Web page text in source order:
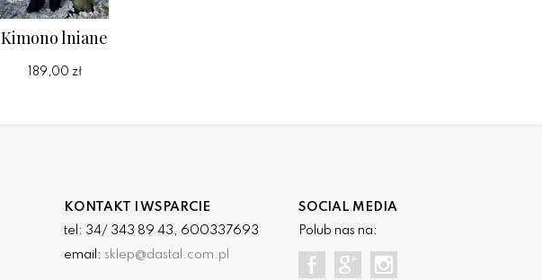
Kimono lniane
189,00 zł
KONTAKT I WSPARCIE
tel: 34/ 343 89 43, 600337693
email: sklep@dastal.com.pl
SOCIAL MEDIA
Polub nas na: